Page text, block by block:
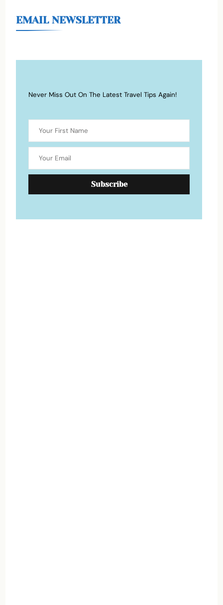
EMAIL NEWSLETTER
Never Miss Out On The Latest Travel Tips Again!